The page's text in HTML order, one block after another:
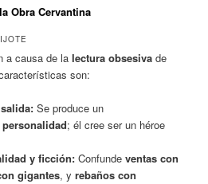
Obra Cervantina
a causa de lalectura obsesiva de
son:
Se produce un
; él cree ser un héroe
y ficción:Confunde ventas con
gigantes, y rebaños con